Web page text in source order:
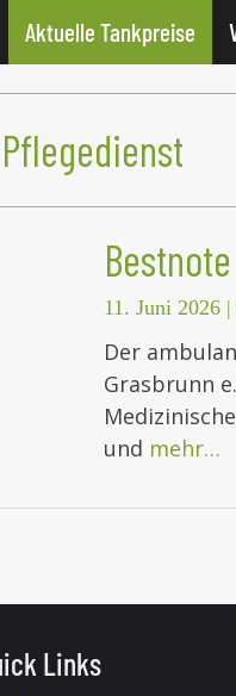
Aktuelle Tankpreise
11. Juni 2026 |
Der
Grasbrunn
und mehr…
Links